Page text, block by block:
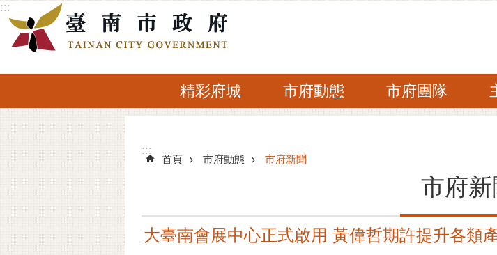
跳到主要內容區塊
:::
精彩府城 市府動態 市府團隊
:::
:::
首頁 市府動態 市府新聞
市府新
大臺南會展中心正式啟用 黃偉哲期許提升各類